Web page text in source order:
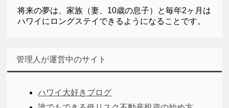
将来の夢は、家族（妻、10歳の息子）と毎年2ヶ月は
ハワイにロングステイできるようになることです。
管理人が運営中のサイト
ハワイ大好きブログ